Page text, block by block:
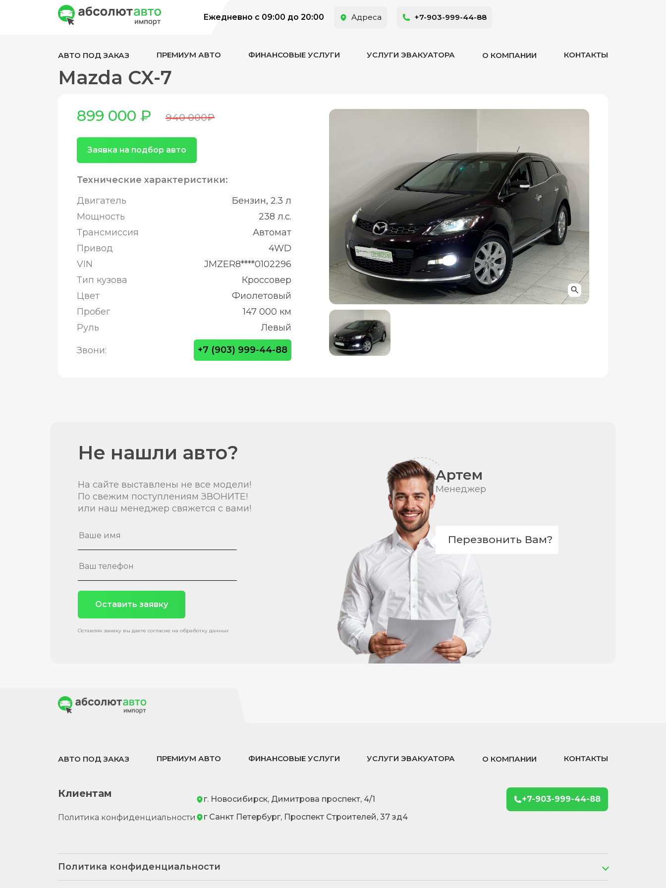
Ежедневно с 09:00 до 20:00 Адреса +7-903-999-44-88
АВТО ПОД ЗАКАЗ ПРЕМИУМ АВТО ФИНАНСОВЫЕ УСЛУГИ УСЛУГИ ЭВАКУАТОРА О КОМПАНИИ КОНТАКТЫ
Mazda CX-7
899 000 ₽ 940 000₽
Заявка на подбор авто
Технические характеристики:
Двигатель
Бензин, 2.3 л
Мощность
238 л.с.
Трансмиссия
Автомат
Привод
4WD
VIN
JMZER8****0102296
Тип кузова
Кроссовер
Цвет
Фиолетовый
Пробег
147 000 км
Руль
Левый
Звони: +7 (903) 999-44-88
Не нашли авто?
На сайте выставлены не все модели!
По свежим поступлениям ЗВОНИТЕ!
или наш менеджер свяжется с вами!
Оставить заявку
Оставляя заявку вы даете согласие на обработку данных
Артем
Менеджер
Перезвонить Вам?
АВТО ПОД ЗАКАЗ ПРЕМИУМ АВТО ФИНАНСОВЫЕ УСЛУГИ УСЛУГИ ЭВАКУАТОРА О КОМПАНИИ КОНТАКТЫ
Клиентам
Политика конфиденциальности
г. Новосибирск, Димитрова проспект, 4/1
г Санкт Петербург, Проспект Строителей, 37 зд4
+7-903-999-44-88
Политика конфиденциальности